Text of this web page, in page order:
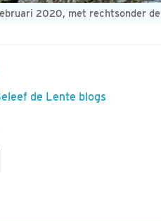
2020, met rechtsonder
de Lente blogs